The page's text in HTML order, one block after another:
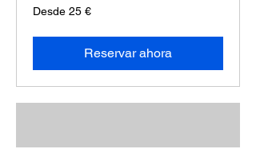
Desde
25
Desde 25 €
Reservar ahora